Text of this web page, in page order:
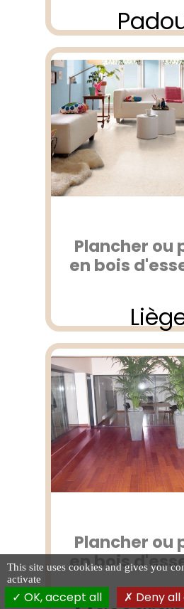
Plancher ou
en bois
Plancher ou
en bois
This site uses cookies and gives you
activate
OK, accept all Deny